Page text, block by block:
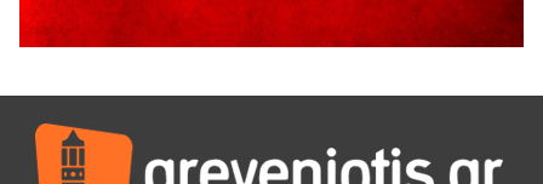
Διακοπή υδροδότησης του Α΄ κλάδου ύδρευσης
5 Αυγούστου 2026
Θερινό Σινεμά στο πλαίσιο του «Πολιτιστικού
Καλοκαιριού 2026» με την βραβευμένη ταινία «Μικρές